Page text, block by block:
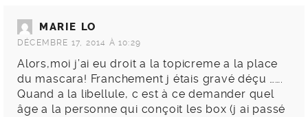
MARIE LO
DÉCEMBRE 17, 2014 À 10:29
Alors,moi j’ai eu droit a la topicreme a la place
du mascara! Franchement j étais gravé déçu …….
Quand a la libellule, c est à ce demander quel
âge a la personne qui conçoit les box (j ai passé